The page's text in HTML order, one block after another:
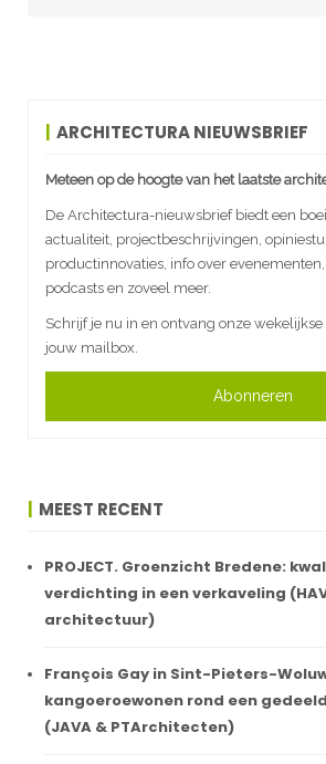
ARCHITECTURA NIEUWSBRIEF
Meteen op de hoogte van het laatste
De Architectura-nieuwsbrief biedt een
actualiteit, projectbeschrijvingen,
productinnovaties, info over
podcasts en zoveel meer.
Schrijf je nu in en ontvang onze
jouw mailbox.
Abonneren
MEEST RECENT
PROJECT. Groenzicht Bredene:
verdichting in een verkaveling
architectuur)
François Gay in Sint-Pieters-
kangoeroewonen rond een
(JAVA & PTArchitecten)